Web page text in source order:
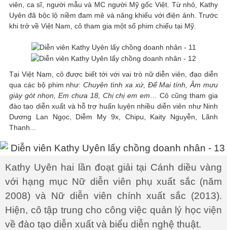
viên, ca sĩ, người mẫu và MC người Mỹ gốc Việt. Từ nhỏ, Kathy
Uyên đã bộc lộ niềm đam mê và năng khiếu với điện ảnh. Trước
khi trở về Việt Nam, cô tham gia một số phim chiếu tại Mỹ.
Tại Việt Nam, cô được biết tới với vai trò nữ diễn viên, đạo diễn
qua các bộ phim như:Chuyện tình xa xứ, Để Mai tính, Âm mưu
giày gót nhọn, Em chưa 18, Chị chị em em … Cô cũng tham gia
đào tạo diễn xuất và hỗ trợ huấn luyện nhiều diễn viên như Ninh
Dương Lan Ngọc, Diễm My 9x, Chipu, Kaity Nguyễn, Lãnh
Thanh...
Kathy Uyên hai lần đoạt giải tại Cánh diều vàng
với hạng mục Nữ diễn viên phụ xuất sắc (năm
2008) và Nữ diễn viên chính xuất sắc (2013).
Hiện, cô tập trung cho công việc quản lý học viện
về đào tạo diễn xuất và biểu diễn nghệ thuật.